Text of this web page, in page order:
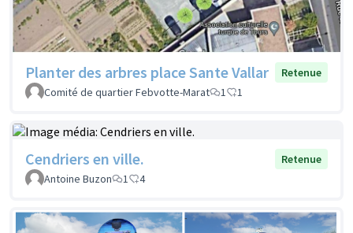
Planter des arbres place Sante Vallar
Retenue
Comité de quartier Febvotte-Marat
1 1
Cendriers en ville.
Retenue
Antoine Buzon
1 4